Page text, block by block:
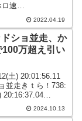
速
ンツ ト...
2022.04.19
ドショ並走、か
万超え引い
土) 20:01:56.11
並走きｔら！738:
20:16:37.04
本領発揮するか
2024.10.13